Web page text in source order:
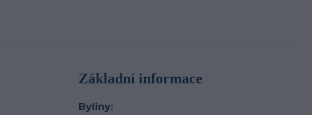
Základní informace
Byliny